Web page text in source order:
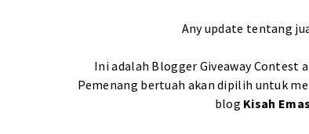
Any update tentang
Ini adalah Blogger Giveaway Contest
Pemenang bertuah akan dipilih untuk
blog Kisah